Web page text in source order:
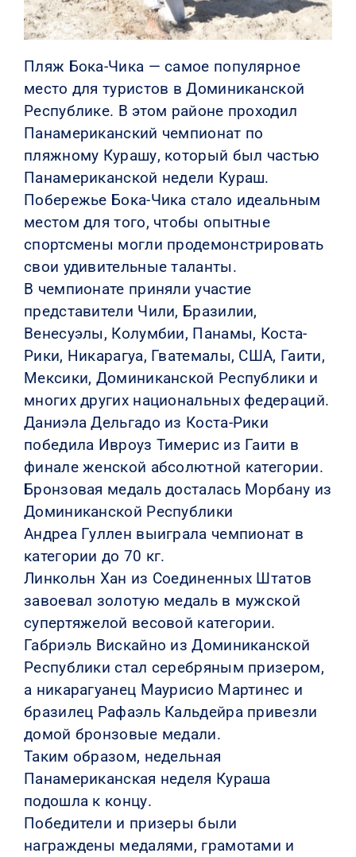
Пляж Бока-Чика — самое популярное
место для туристов в Доминиканской
Республике. В этом районе проходил
Панамериканский чемпионат по
пляжному Курашу, который был частью
Панамериканской недели Кураш.
Побережье Бока-Чика стало идеальным
местом для того, чтобы опытные
спортсмены могли продемонстрировать
свои удивительные таланты.
В чемпионате приняли участие
представители Чили, Бразилии,
Венесуэлы, Колумбии, Панамы, Коста-
Рики, Никарагуа, Гватемалы, США, Гаити,
Мексики, Доминиканской Республики и
многих других национальных федераций.
Даниэла Дельгадо из Коста-Рики
победила Ивроуз Тимерис из Гаити в
финале женской абсолютной категории.
Бронзовая медаль досталась Морбану из
Доминиканской Республики
Андреа Гуллен выиграла чемпионат в
категории до 70 кг.
Линкольн Хан из Соединенных Штатов
завоевал золотую медаль в мужской
супертяжелой весовой категории.
Габриэль Вискайно из Доминиканской
Республики стал серебряным призером,
а никарагуанец Маурисио Мартинес и
бразилец Рафаэль Кальдейра привезли
домой бронзовые медали.
Таким образом, недельная
Панамериканская неделя Кураша
подошла к концу.
Победители и призеры были
награждены медалями, грамотами и